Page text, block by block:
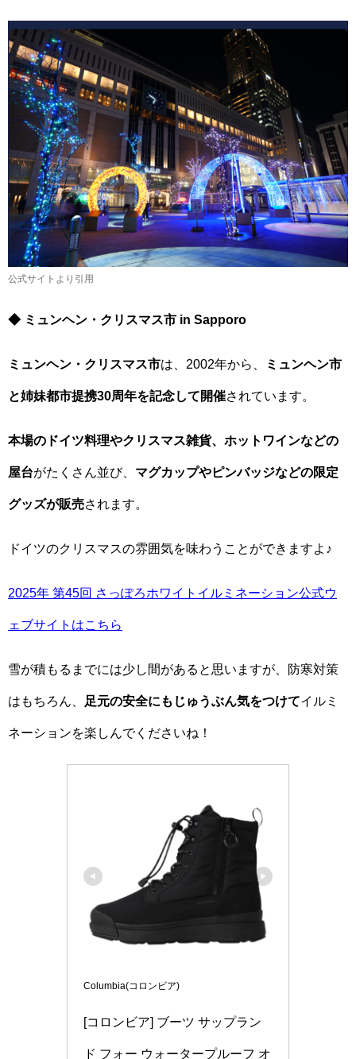
公式サイトより引用
◆ ミュンヘン・クリスマス市 in Sapporo
ミュンヘン・クリスマス市は、2002年から、 ミュンヘン市
と姉妹都市提携30周年を記念して開催されています。
本場のドイツ料理やクリスマス雑貨、ホットワインなどの
屋台がたくさん並び、 マグカップやピンバッジなどの限定
グッズが販売されます。
ドイツのクリスマスの雰囲気を味わうことができますよ♪
2025年 第45回 さっぽろホワイトイルミネーション公式ウ
ェブサイトはこちら
雪が積もるまでには少し間があると思いますが、防寒対策
はもちろん、 足元の安全にもじゅうぶん気をつけてイルミ
ネーションを楽しんでくださいね！
Columbia(コロンビア)
[コロンビア] ブーツ サップラン
ド フォー ウォータープルーフ オ